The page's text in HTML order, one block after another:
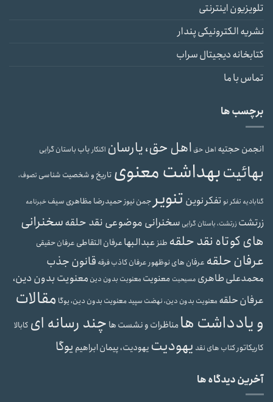
تلویزیون اینترنتی
نشریه الکترونیکی پندار
کتابخانه دیجیتال سراب
تماس با ما
برچسب ها
انجمن حجتیه اهل حق اهل حق، یارسان اکنکارباب باستان گرایی
بهائیتبهداشت معنوی تاریخ و شخصیت شناسی تصوف،
گنابادیه تفکر نوتفکر نوین تنویر جمن نیوز حمیدرضا مظاهری سیفخبرنامه
زرتشت زرتشت، باستان گرایی سخنرانی موضوعی نقد حلقهسخنرانی
های کوتاه نقد حلقه طنز عبدالبهاعرفان التقاطی عرفان حقیقی
عرفان حلقه عرفان های نوظهور عرفان کاذبفرقه قانون جذب
محمدعلی طاهری مسیحیت معنویت معنویت بدون دین معنویت بدون دین،
عرفان حلقه معنویت بدون دین، نهضت سپیدمعنویت بدون دین، یوگا مقالات
و یادداشت هامناظرات و نشست ها چند رسانه ای کابالا
کاریکاتور کتاب های نقد یهودیت یهودیت، پیمان ابراهیم یوگا
آخرین دیدگاه ها